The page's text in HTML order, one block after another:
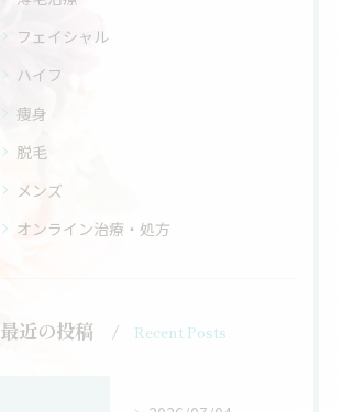
フェイシャル
ハイフ
痩身
脱毛
メンズ
オンライン治療・処方
最近の投稿 Recent Posts